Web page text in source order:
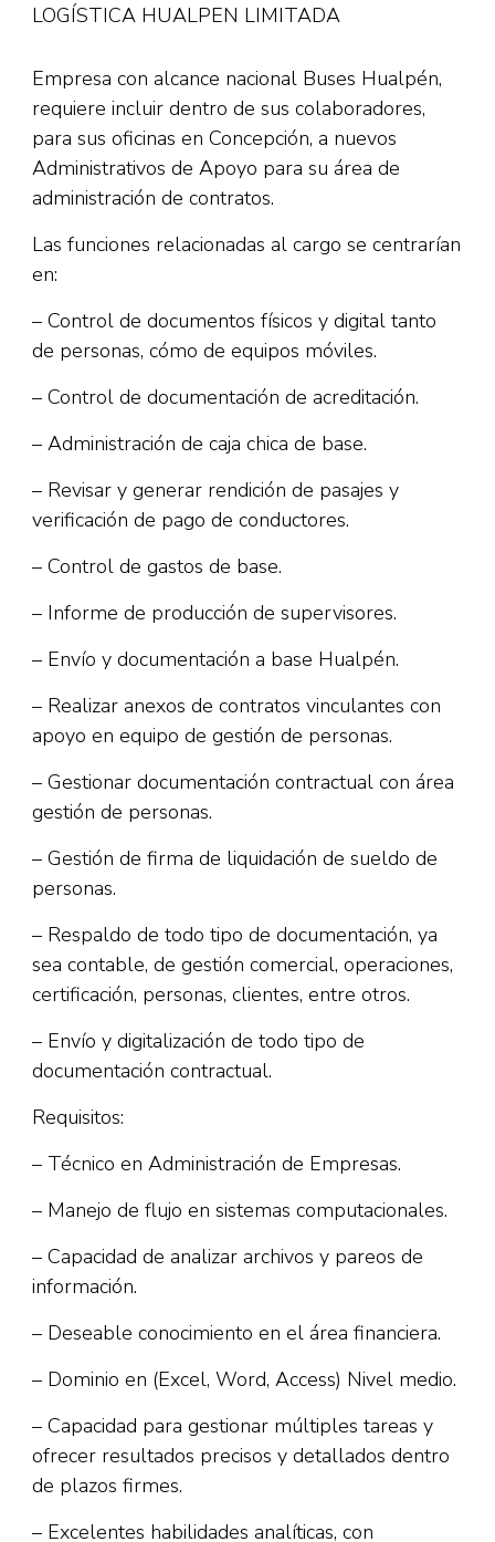
LOGÍSTICA HUALPEN LIMITADA
Empresa con alcance nacional Buses Hualpén,
requiere incluir dentro de sus colaboradores,
para sus oficinas en Concepción, a nuevos
Administrativos de Apoyo para su área de
administración de contratos.
Las funciones relacionadas al cargo se centrarían
en:
– Control de documentos físicos y digital tanto
de personas, cómo de equipos móviles.
– Control de documentación de acreditación.
– Administración de caja chica de base.
– Revisar y generar rendición de pasajes y
verificación de pago de conductores.
– Control de gastos de base.
– Informe de producción de supervisores.
– Envío y documentación a base Hualpén.
– Realizar anexos de contratos vinculantes con
apoyo en equipo de gestión de personas.
– Gestionar documentación contractual con área
gestión de personas.
– Gestión de firma de liquidación de sueldo de
personas.
– Respaldo de todo tipo de documentación, ya
sea contable, de gestión comercial, operaciones,
certificación, personas, clientes, entre otros.
– Envío y digitalización de todo tipo de
documentación contractual.
Requisitos:
– Técnico en Administración de Empresas.
– Manejo de flujo en sistemas computacionales.
– Capacidad de analizar archivos y pareos de
información.
– Deseable conocimiento en el área financiera.
– Dominio en (Excel, Word, Access) Nivel medio.
– Capacidad para gestionar múltiples tareas y
ofrecer resultados precisos y detallados dentro
de plazos firmes.
– Excelentes habilidades analíticas, con